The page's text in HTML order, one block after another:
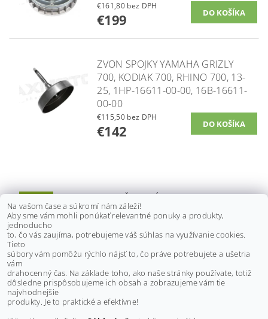
€161,80 bez DPH
€199
ZVON SPOJKY YAMAHA GRIZLY
700, KODIAK 700, RHINO 700, 13-
25, 1HP-16611-00-00, 16B-16611-
00-00
€115,50 bez DPH
€142
REMEŇ VARIÁTORA YAMAHA
RHINO 660, GRIZZLY 550, 660,
700, ULTIMAX UA422
€115,40 bez DPH
€141,90
Buďte prvý, kto napíše príspevok k tejto položke.
Na vašom čase a súkromí nám záleží!
Aby sme vám mohli ponúkať relevantné ponuky a produkty,
jednoducho
to, čo vás zaujíma, potrebujeme váš súhlas na využívanie cookies.
Tieto
súbory vám pomôžu rýchlo nájsť to, čo práve potrebujete a ušetria
vám
drahocenný čas. Na základe toho, ako naše stránky používate, totiž
dôsledne prispôsobujeme ich obsah a zobrazujeme vám tie
najvhodnejšie
produkty. Je to praktické a efektívne!